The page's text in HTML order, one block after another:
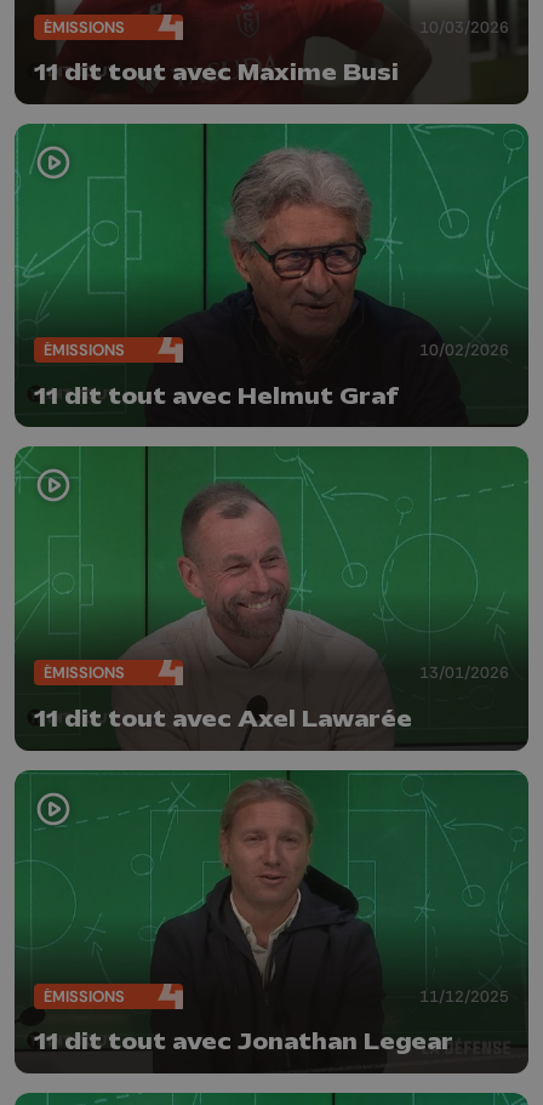
ÉMISSIONS 10/03/2026
11 dit tout avec Maxime Busi
ÉMISSIONS 10/02/2026
11 dit tout avec Helmut Graf
ÉMISSIONS 13/01/2026
11 dit tout avec Axel Lawarée
ÉMISSIONS 11/12/2025
11 dit tout avec Jonathan Legear